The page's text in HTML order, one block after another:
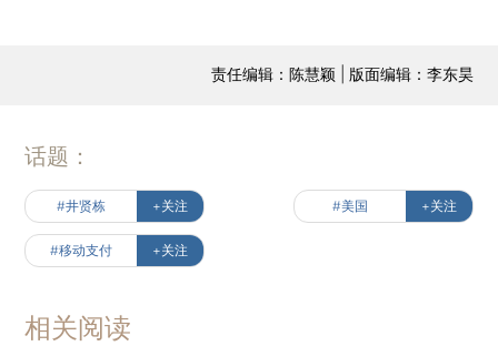
责任编辑：陈慧颖 | 版面编辑：李东昊
话题：
#井贤栋 +关注 #美国 +关注
#移动支付 +关注
相关阅读